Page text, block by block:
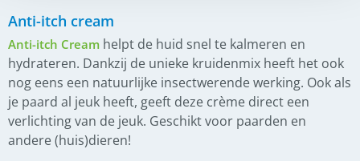
Anti-itch cream
Anti-itch Cream helpt de huid snel te kalmeren en
hydrateren. Dankzij de unieke kruidenmix heeft het ook
nog eens een natuurlijke insectwerende werking. Ook als
je paard al jeuk heeft, geeft deze crème direct een
verlichting van de jeuk. Geschikt voor paarden en
andere (huis)dieren!